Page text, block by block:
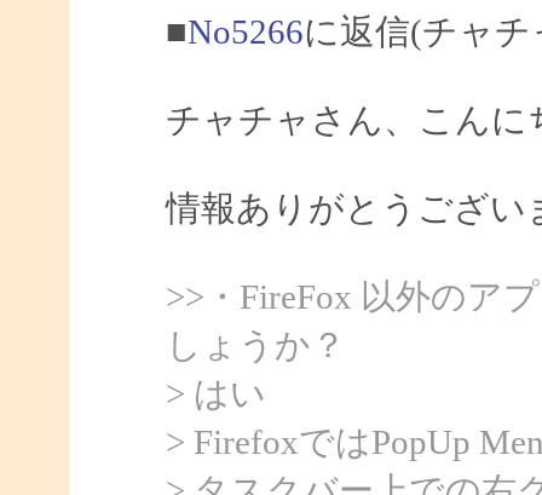
■No5266に返信(チャ
チャチャさん、こんに
情報ありがとうござい
>>・FireFox 以外のア
しょうか？
> はい
> FirefoxではPopUp